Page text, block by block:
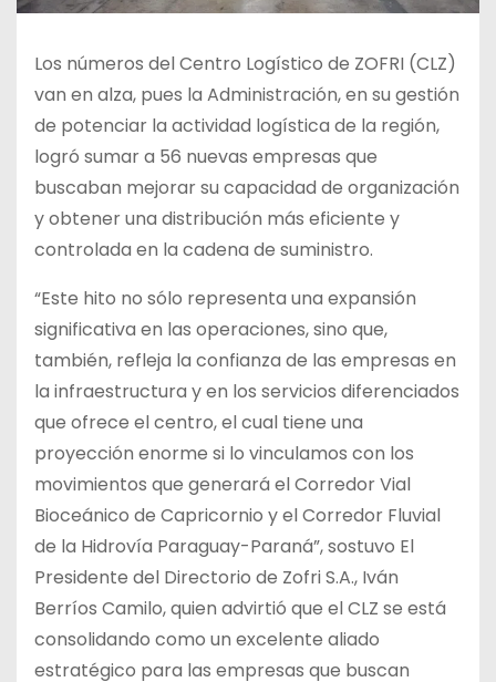
Los números del Centro Logístico de ZOFRI (CLZ)
van en alza, pues la Administración, en su gestión
de potenciar la actividad logística de la región,
logró sumar a 56 nuevas empresas que
buscaban mejorar su capacidad de organización
y obtener una distribución más eficiente y
controlada en la cadena de suministro.
“Este hito no sólo representa una expansión
significativa en las operaciones, sino que,
también, refleja la confianza de las empresas en
la infraestructura y en los servicios diferenciados
que ofrece el centro, el cual tiene una
proyección enorme si lo vinculamos con los
movimientos que generará el Corredor Vial
Bioceánico de Capricornio y el Corredor Fluvial
de la Hidrovía Paraguay-Paraná”, sostuvo El
Presidente del Directorio de Zofri S.A., Iván
Berríos Camilo, quien advirtió que el CLZ se está
consolidando como un excelente aliado
estratégico para las empresas que buscan